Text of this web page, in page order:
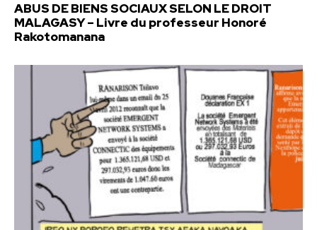
ABUS DE BIENS SOCIAUX SELON LE DROIT
MALAGASY – Livre du professeur Honoré
Rakotomanana